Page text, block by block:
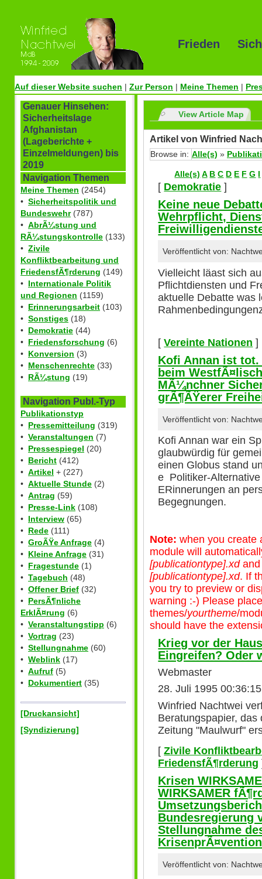
Frieden
Auf dieser Website suchen | Zur Person | Meine Themen |
Genauer Hinsehen:
Sicherheitslage
Afghanistan
(Lageberichte +
Einzelmeldungen) bis
2019
Navigation Themen
Meine Themen (2454)
• Sicherheitspolitik und
Bundeswehr(787)
• AbrÃ¼stung und
RÃ¼stungskontrolle (133)
• Zivile
Konfliktbearbeitung und
FriedensfÃ¶rderung (149)
• Internationale Politik
und Regionen (1159)
• Erinnerungsarbeit (103)
• Sonstiges (18)
• Demokratie (44)
• Friedensforschung (6)
• Konversion (3)
• Menschenrechte (33)
• RÃ¼stung (19)
Navigation Publ.-Typ
Publikationstyp
• Pressemitteilung (319)
• Veranstaltungen (7)
• Pressespiegel (20)
• Bericht (412)
• Artikel + (227)
• Aktuelle Stunde (2)
• Antrag (59)
• Presse-Link (108)
• Interview (65)
• Rede (111)
• GroÃŸe Anfrage (4)
• Kleine Anfrage (31)
• Fragestunde (1)
• Tagebuch (48)
• Offener Brief (32)
• PersÃ¶nliche
ErklÃ¤rung (6)
• Veranstaltungstipp (6)
• Vortrag (23)
• Stellungnahme (60)
• Weblink (17)
• Aufruf (5)
• Dokumentiert (35)
[Druckansicht]
[Syndizierung]
View Article Map
Artikel von Winfried
Browse in: Alle(s) »
Alle(s) A B C D E F G I
[ Demokratie ]
Keine neue
Wehrpflicht,
Veröffentlicht von:
Vielleicht läast sich
Pflichtdiensten und
aktuelle Debatte was
[Vereinte Nationen ]
Kofi Annan ist
beim
MÃ¼nchner
grÃ¶ÃŸerer
Veröffentlicht von:
Kofi Annan war ein
glaubwürdig für
einen Globus stand
e Politiker-
ERinnerungen an
Begegnungen.
Note: when you create
module will
[publicationtype].xd
[publicationtype].xd. If
you try to preview or
warning :-) Please
themes/yourtheme/
should have the
Krieg vor der
Eingreifen? Oder
Webmaster
28. Juli 1995
Winfried Nachtwei
Beratungspapier,
Zeitung "Maulwurf"
[Zivile
FriedensfÃ¶rderung
Krisen
WIRKSAMER
Bundesregierung
Stellungnahme
KrisenprÃ¤vention
Veröffentlicht von: